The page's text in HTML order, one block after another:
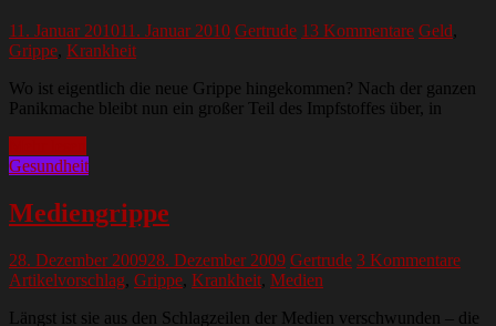
11. Januar 201011. Januar 2010 Gertrude 13 Kommentare Geld,
Grippe, Krankheit
Wo ist eigentlich die neue Grippe hingekommen? Nach der ganzen
Panikmache bleibt nun ein großer Teil des Impfstoffes über, in
Gesundheit
Mediengrippe
28. Dezember 200928. Dezember 2009 Gertrude 3 Kommentare
Artikelvorschlag, Grippe, Krankheit, Medien
Längst ist sie aus den Schlagzeilen der Medien verschwunden – die